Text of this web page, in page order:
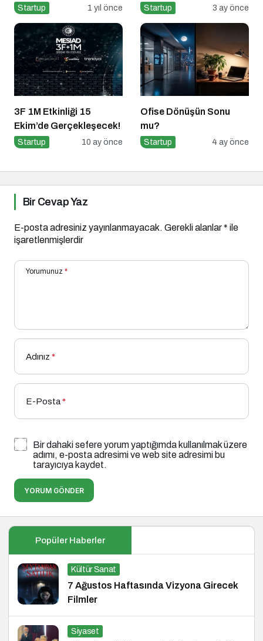
Sayım!
Startup 1 yıl önce
Yatırımcıları İstanbul’da
Startup 3 ay önce
3F 1M Etkinliği 15
Ekim’de Gerçekleşecek!
Startup 10 ay önce
Ofise Dönüşün Sonu
mu?
Startup 4 ay önce
Bir Cevap Yaz
E-posta adresiniz yayınlanmayacak. Gerekli alanlar* ile
işaretlenmişlerdir
Yorumunuz *
Adınız *
E-Posta*
Bir dahaki sefere yorum yaptığımda kullanılmak üzere
adımı, e-posta adresimi ve web site adresimi bu
tarayıcıya kaydet.
YORUM GÖNDER
Popüler Haberler
Kültür Sanat
7 Ağustos Haftasında Vizyona Girecek
Filmler
Siyaset